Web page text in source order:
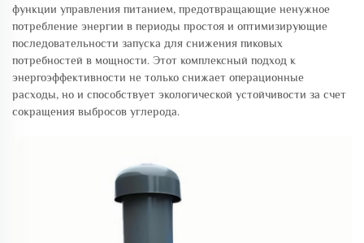
функции управления питанием, предотвращающие ненужное
потребление энергии в периоды простоя и оптимизирующие
последовательности запуска для снижения пиковых
потребностей в мощности. Этот комплексный подход к
энергоэффективности не только снижает операционные
расходы, но и способствует экологической устойчивости за счет
сокращения выбросов углерода.